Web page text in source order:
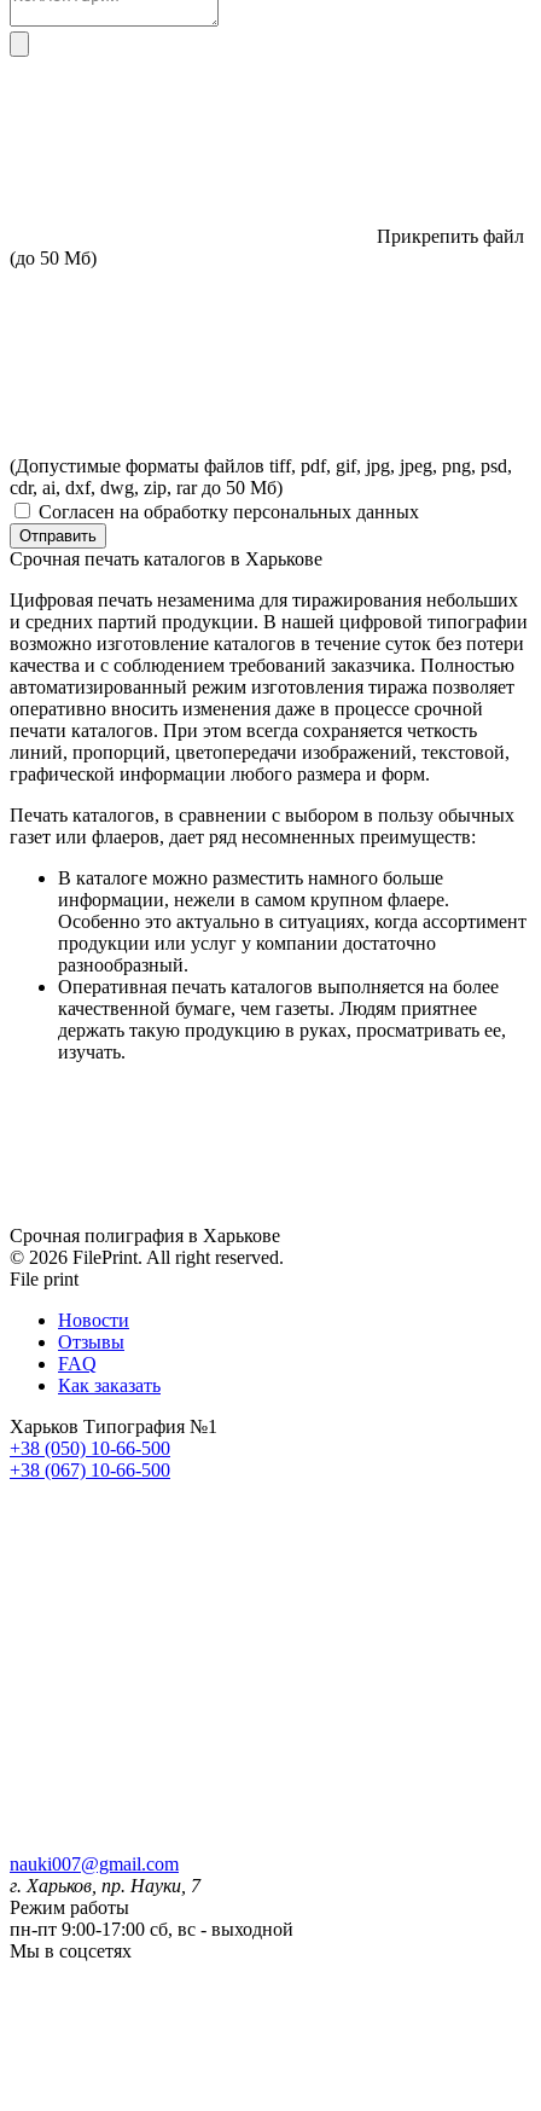
Прикрепить файл
(до 50 Мб)
(Допустимые форматы файлов tiff, pdf, gif, jpg, jpeg, png, psd,
cdr, ai, dxf, dwg, zip, rar до 50 Мб)
Согласен на обработку персональных данных
Отправить
Срочная печать каталогов в Харькове
Цифровая печать незаменима для тиражирования небольших
и средних партий продукции. В нашей цифровой типографии
возможно изготовление каталогов в течение суток без потери
качества и с соблюдением требований заказчика. Полностью
автоматизированный режим изготовления тиража позволяет
оперативно вносить изменения даже в процессе срочной
печати каталогов. При этом всегда сохраняется четкость
линий, пропорций, цветопередачи изображений, текстовой,
графической информации любого размера и форм.
Печать каталогов, в сравнении с выбором в пользу обычных
газет или флаеров, дает ряд несомненных преимуществ:
В каталоге можно разместить намного больше
информации, нежели в самом крупном флаере.
Особенно это актуально в ситуациях, когда ассортимент
продукции или услуг у компании достаточно
разнообразный.
Оперативная печать каталогов выполняется на более
качественной бумаге, чем газеты. Людям приятнее
держать такую продукцию в руках, просматривать ее,
изучать.
Срочная полиграфия в Харькове
© 2026 FilePrint. All right reserved.
File print
Новости
Отзывы
FAQ
Как заказать
Харьков Типография №1
+38 (050) 10-66-500
+38 (067) 10-66-500
nauki007@gmail.com
г. Харьков, пр. Науки, 7
Режим работы
пн-пт 9:00-17:00 сб, вс - выходной
Мы в соцсетях